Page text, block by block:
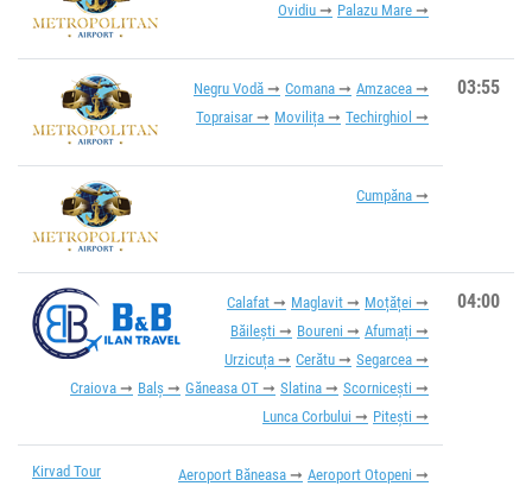
Ovidiu
Palazu Mare
Negru Vodă Comana
Amzacea
Topraisar
Movilița Techirghiol
03:55
Cumpăna
Calafat Maglavit
Moțăței
Băilești
Boureni
Afumați
Urzicuța
Cerătu
Segarcea
Craiova
Balș Găneasa OT Slatina
Scornicești
Lunca Corbului
Pitești
04:00
Kirvad Tour Aeroport Băneasa Aeroport Otopeni